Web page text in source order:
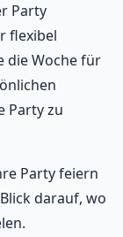
Party
flexibel
die Woche für
Party zu
Party feiern
darauf, wo